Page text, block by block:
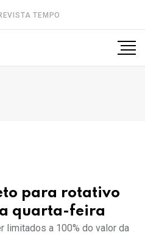
TEMPO
para rotativo
quarta-feira
limitados a 100% do valor da